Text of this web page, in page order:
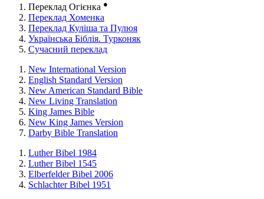
Переклад Огієнка ●
Переклад Хоменка
Переклад Куліша та Пулюя
Українська Біблія. Турконяк
Сучасний переклад
New International Version
English Standard Version
New American Standard Bible
New Living Translation
King James Bible
New King James Version
Darby Bible Translation
Luther Bibel 1984
Luther Bibel 1545
Elberfelder Bibel 2006
Schlachter Bibel 1951